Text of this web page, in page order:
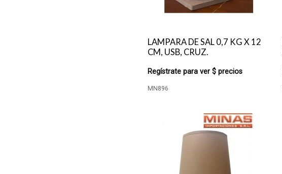
LAMPARA DE SAL 0,7 KG X 12
CM, USB, CRUZ.
Regístrate para ver $ precios
MN896